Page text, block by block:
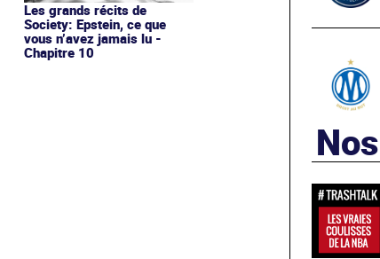
Les grands récits de
Society: Epstein, ce que
vous n’avez jamais lu -
Chapitre 10